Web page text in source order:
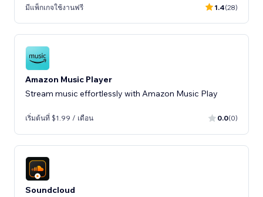
มีแพ็กเกจใช้งานฟรี 1.4(28)
Amazon Music Player
Stream music effortlessly with Amazon Music Play
เริ่มต้นที่ $1.99 / เดือน 0.0(0)
Soundcloud